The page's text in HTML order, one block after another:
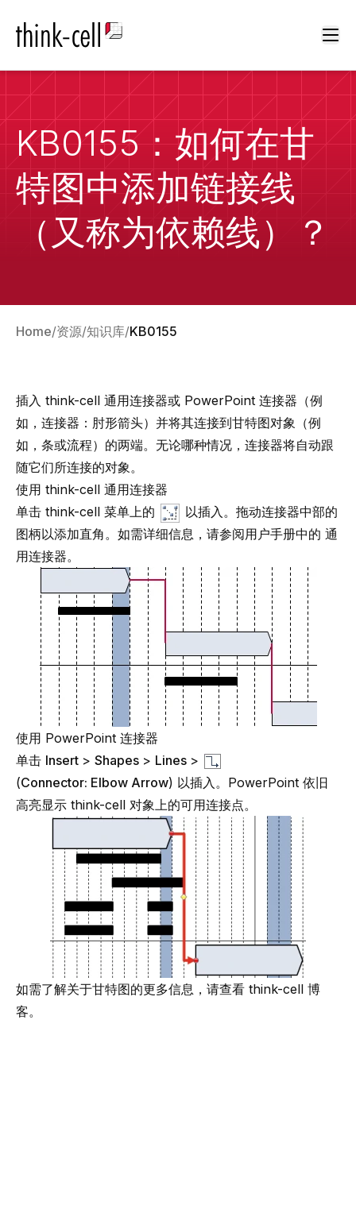
KB0155：如何在甘
特图中添加链接线
（又称为依赖线）？
Home 资源 知识库 KB0155
插入 think-cell 通用连接器或 PowerPoint 连接器（例
如， 连接器：肘形箭头）并将其连接到甘特图对象（例
如，条或流程）的两端。无论哪种情况，连接器将自动跟
随它们所连接的对象。
使用 think-cell 通用连接器
单击 think-cell 菜单上的
以插入。拖动连接器中部的
图柄以添加直角。如需详细信息，请参阅用户手册中的 通
用连接器。
使用 PowerPoint 连接器
单击 Insert > Shapes > Lines >
(Connector: Elbow Arrow) 以插入。PowerPoint 依旧
高亮显示 think-cell 对象上的可用连接点。
如需了解关于甘特图的更多信息，请查看 think-cell 博
客。